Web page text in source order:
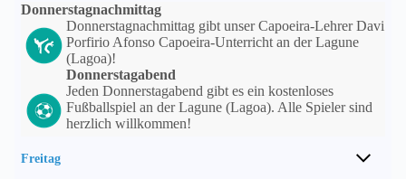
Donnerstagnachmittag
Donnerstagnachmittag gibt unser Capoeira-Lehrer Davi
Porfirio Afonso Capoeira-Unterricht an der Lagune
(Lagoa)!
Donnerstagabend
Jeden Donnerstagabend gibt es ein kostenloses
Fußballspiel an der Lagune (Lagoa). Alle Spieler sind
herzlich willkommen!
Freitag